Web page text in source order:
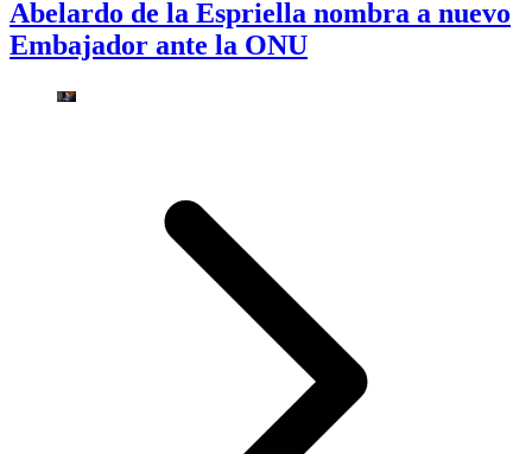
Abelardo de la Espriella nombra a nuevo
Embajador ante la ONU